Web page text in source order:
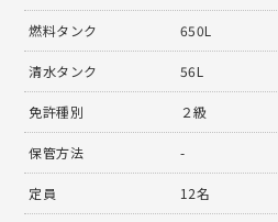
燃料タンク 650L
清水タンク 56L
免許種別 ２級
保管方法 -
定員 12名